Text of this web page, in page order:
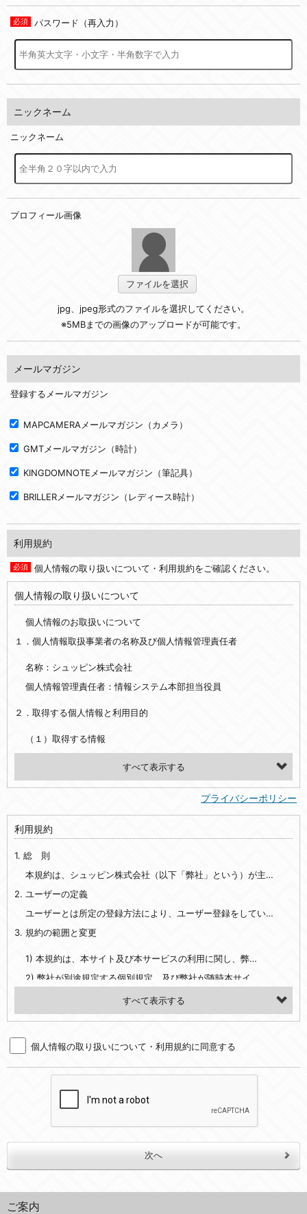
パスワード（再入力）
ニックネーム
ニックネーム
プロフィール画像
ファイルを選択
jpg、jpeg形式のファイルを選択してください。
※5MBまでの画像のアップロードが可能です。
メールマガジン
登録するメールマガジン
MAPCAMERAメールマガジン（カメラ）
GMTメールマガジン（時計）
KINGDOMNOTEメールマガジン（筆記具）
BRILLERメールマガジン（レディース時計）
利用規約
個人情報の取り扱いについて・利用規約をご確認ください。
個人情報の取り扱いについて
個人情報のお取扱いについて
１．個人情報取扱事業者の名称及び個人情報管理責任者
名称：シュッピン株式会社
個人情報管理責任者：情報システム本部担当役員
２．取得する個人情報と利用目的
（１）取得する情報
【シュッピン会員共通でご登録いただく情報】
・必須登録：氏名、生年月日、性別、住所、電話番号、メールアドレス、パスワード
・任意登録：ニックネーム、プロフィール画像、希望するメールマガジンの種類
【当社サービスをご利用時に当社が取得またはご提供いただく情報】
・法律上の要請等により、本人確認を行うための本人確認書類（運転免許証、健康保険証、住民票の写し等）、および当該書類に含まれる情報
・当社サービスのご利用履歴
・当社ウェブサイト・サービス内のクッキー情報
【外部サービスアカウントを利用される場合】
会員登録時にソーシャルネットワーキングサービス等の外部サービスとの連携を許可した場合には、その許可の際にご同意いただいた内容に基づき、当該外部サービスでユーザーが利用するIDおよび当該外部サービスのプライバシー設定によりお客様が当社に開示を認めた情報について取得いたします
・EVERYBODY×PHOTOGRAPHER.comのフォトシェアリングサービス運営のため
３．個人情報の第三者提供と委託
(2)法令等により開示を求められた場合。
プライバシーポリシー
利用規約
1. 総 則
本規約は、シュッピン株式会社（以下「弊社」という）が主催・運営するインターネット上のWebサイト『mapcamera.com』（以下「本サイト」という）及び本サイトを通じて提供されるサービス（以下「本サービス」といいます）をご利用いただく際の、ユーザーと弊社間の一切の関係に適用されます。
2. ユーザーの定義
ユーザーとは所定の登録方法により、ユーザー登録をしていただいた方をいいます。
3. 規約の範囲と変更
1) 本規約は、本サイト及び本サービスの利用に関し、弊社及び全てのユーザーに適用されます。>
4. ユーザーの登録内容について
2) ユーザーが本サイト内で第三者のユーザーID、パスワード、メールアドレス及びこれに伴う個人情報を知り得た場合には、速やかに弊社に届け出るものとします。
個人情報の取り扱いについて・利用規約に同意する
ご案内